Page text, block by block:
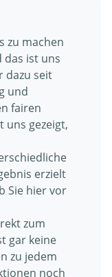
zu machen
das ist uns
dazu seit
und
fairen
uns gezeigt,
erzielt
Sie hier vor
zum
gar keine
zu jedem
noch